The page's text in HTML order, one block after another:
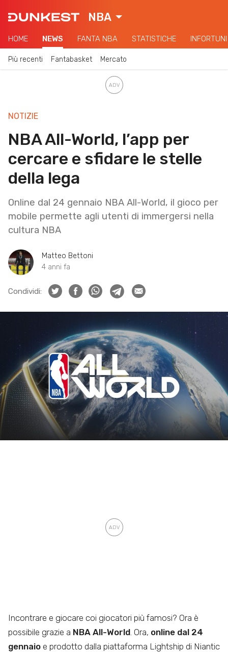
NBA
HOME NEWS FANTA NBA STATISTICHE INFORTUNI
Più recenti Fantabasket Mercato
NOTIZIE
NBA All-World, l’app per
cercare e sfidare le stelle
della lega
Online dal 24 gennaio NBA All-World, il gioco per
mobile permette agli utenti di immergersi nella
cultura NBA
Matteo Bettoni
4 anni fa
Condividi:
Incontrare e giocare coi giocatori più famosi? Ora è
possibile grazie a NBA All-World . Ora, online dal 24
gennaio e prodotto dalla piattaforma Lightship di Niantic